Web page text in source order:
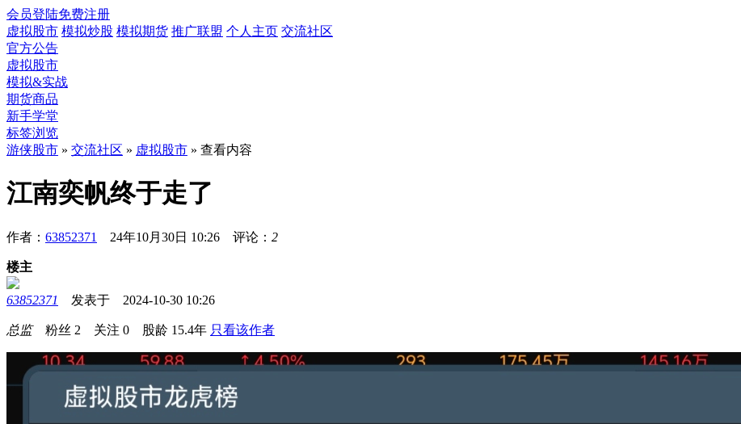
会员登陆免费注册
虚拟股市 模拟炒股 模拟期货 推广联盟 个人主页 交流社区
官方公告
虚拟股市
模拟&实战
期货商品
新手学堂
标签浏览
游侠股市 » 交流社区 » 虚拟股市 » 查看内容
江南奕帆终于走了
作者： 63852371 24年10月30日 10:26 评论： 2
楼主
63852371 发表于 2024-10-30 10:26
总监粉丝 2 关注 0 股龄 15.4年 只看该作者